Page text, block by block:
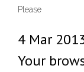
Please
4 Mar
Your